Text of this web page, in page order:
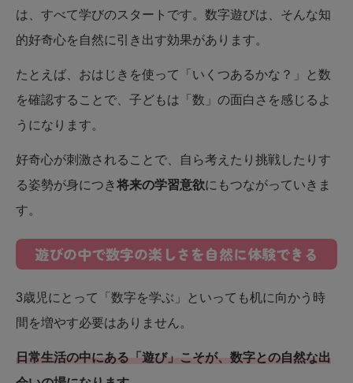
は、すべて学びのスタートです。数字遊びは、そんな知
的好奇心を自然に引き出す効果があります。
たとえば、おはじきを使って「いくつあるかな？」と数
を確認することで、子どもは「数」の面白さを感じるよ
うになります。
好奇心が刺激されることで、自ら考えたり挑戦したりす
る姿勢が身につき将来の学習意欲にもつながっていきま
す。
遊びの中で数字の楽しさを自然に体験できる
3歳児にとって「数字を学ぶ」といっても机に向かう時
間を増やす必要はありません。
日常生活の中にある「遊び」こそが、数字との自然な出